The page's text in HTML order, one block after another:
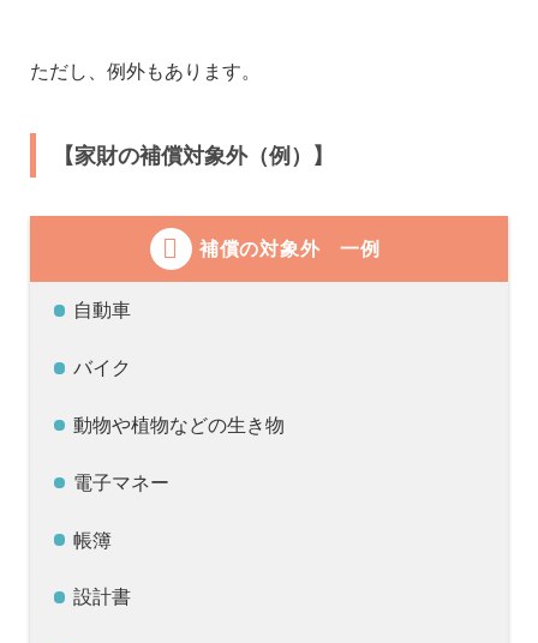
ただし、例外もあります。
【家財の補償対象外（例）】
補償の対象外 一例
自動車
バイク
動物や植物などの生き物
電子マネー
帳簿
設計書